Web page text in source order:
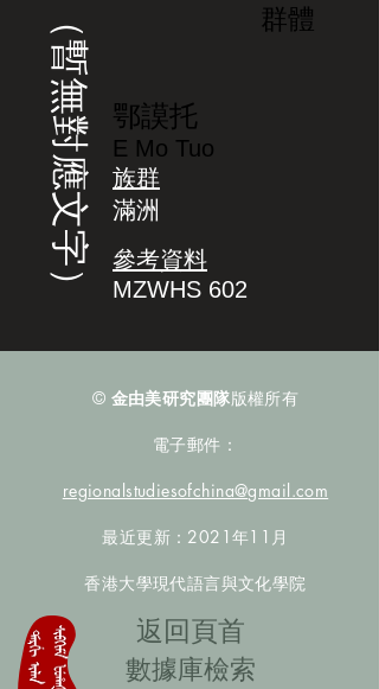
（暫無對應文字） 群體
鄂謨托
E Mo Tuo
族群
滿洲
參考資料
MZWHS 602
© 金由美研究團隊版權所有
電子郵件：
regionalstudiesofchina@gmail.com
最近更新：2021年11月
香港大學現代語言與文化學院
​返回頁首
數據庫檢索